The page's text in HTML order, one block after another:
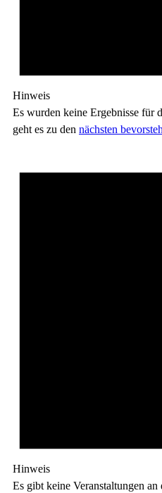
Hinweis
Es wurden keine Ergebnisse für
geht es zu den nächsten
Hinweis
Es gibt keine Veranstaltungen an